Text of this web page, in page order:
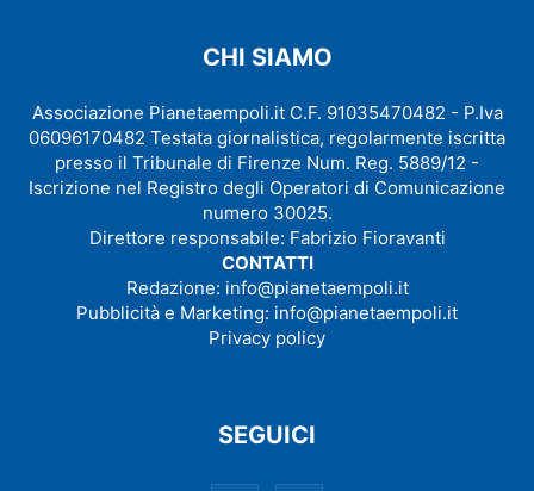
CHI SIAMO
Associazione Pianetaempoli.it C.F. 91035470482 - P.Iva
06096170482 Testata giornalistica, regolarmente iscritta
presso il Tribunale di Firenze Num. Reg. 5889/12 -
Iscrizione nel Registro degli Operatori di Comunicazione
numero 30025.
Direttore responsabile: Fabrizio Fioravanti
CONTATTI
Redazione: info@pianetaempoli.it
Pubblicità e Marketing: info@pianetaempoli.it
Privacy policy
SEGUICI